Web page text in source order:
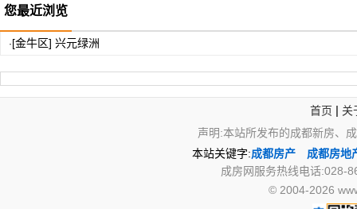
您最近浏览
·[金牛区] 兴元绿洲
首页 | 关
声明:本站所发布的成都新房、
本站关键字:成都房产
成都房地
成房网服务热线电话:028-
© 2004-2026